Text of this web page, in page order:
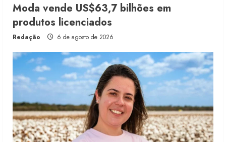
Moda vende US$63,7 bilhões em
produtos licenciados
Redação 6 de agosto de 2026